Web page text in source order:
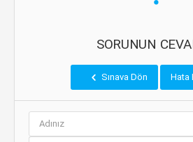
SORUNUN
Sınava Dön Hata